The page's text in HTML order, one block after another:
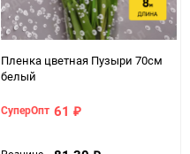
Пленка цветная Пузыри 70см
белый
СуперОпт 61 ₽